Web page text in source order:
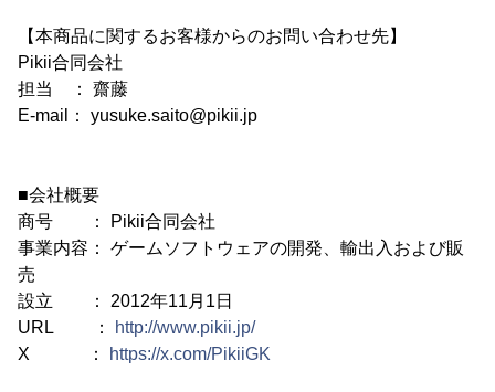
【本商品に関するお客様からのお問い合わせ先】
Pikii合同会社
担当 ： 齋藤
E-mail： yusuke.saito@pikii.jp
■会社概要
商号 ： Pikii合同会社
事業内容： ゲームソフトウェアの開発、輸出入および販
売
設立 ： 2012年11月1日
URL ：
http://www.pikii.jp/
X ：
https://x.com/PikiiGK